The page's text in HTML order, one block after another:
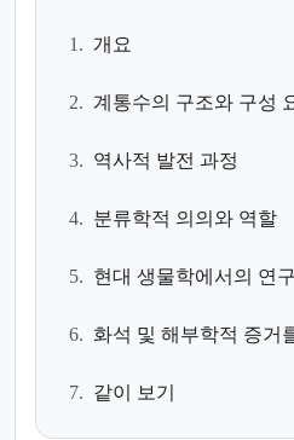
1. 개요
2. 계통수의 구조와 구성
3. 역사적 발전 과정
4. 분류학적 의의와 역할
5. 현대 생물학에서의 연
6. 화석 및 해부학적 증거
7. 같이 보기